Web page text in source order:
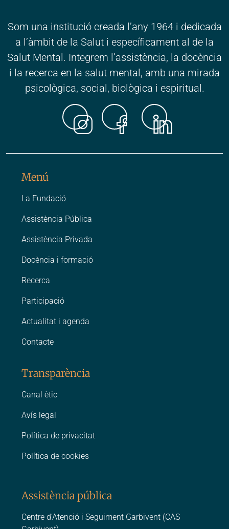
Som una institució creada l’any 1964 i dedicada
a l’àmbit de la Salut i específicament al de la
Salut Mental. Integrem l’assistència, la docència
i la recerca en la salut mental, amb una mirada
psicològica, social, biològica i espiritual.
Menú
La Fundació
Assistència Pública
Assistència Privada
Docència i formació
Recerca
Participació
Actualitat i agenda
Contacte
Transparència
Canal ètic
Avís legal
Política de privacitat
Política de cookies
Assistència pública
Centre d’Atenció i Seguiment Garbivent (CAS